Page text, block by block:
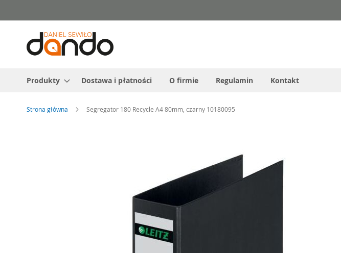
do
treści
Produkty Dostawa i płatności O firmie Regulamin Kontakt
Strona główna Segregator 180 Recycle A4 80mm, czarny 10180095